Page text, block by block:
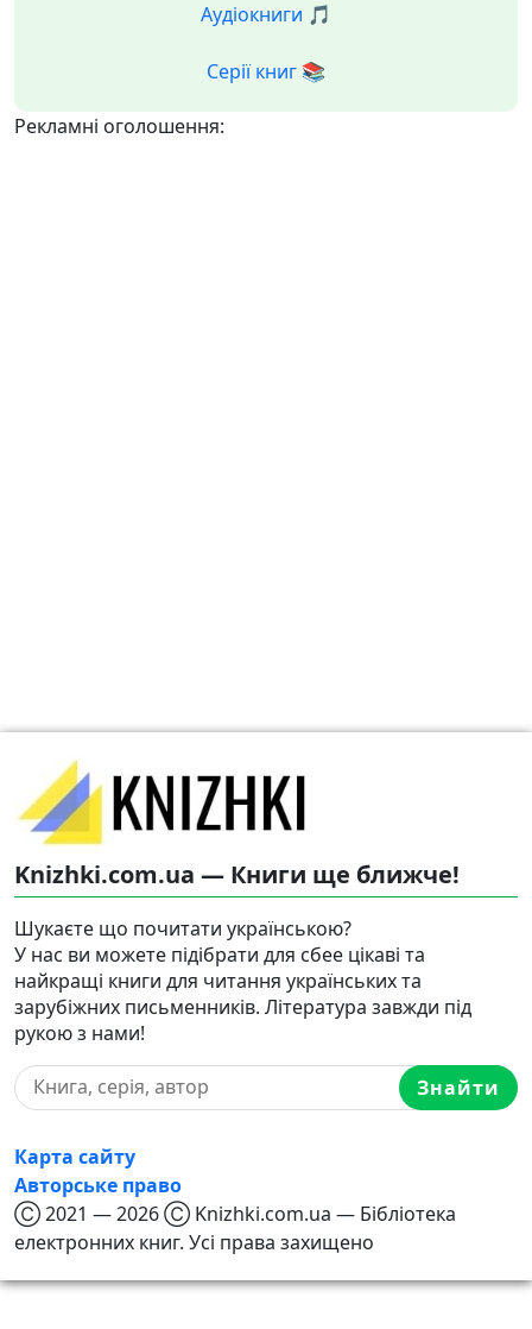
Аудіокниги 🎵
Серії книг 📚
Рекламні оголошення:
Knizhki.com.ua — Книги ще ближче!
Шукаєте що почитати українською?
У нас ви можете підібрати для сбее цікаві та
найкращі книги для читання українських та
зарубіжних письменників. Література завжди під
рукою з нами!
Знайти
Карта сайту
Авторське право
Ⓒ 2021 — 2026 Ⓒ Knizhki.com.ua — Бібліотека
електронних книг. Усі права захищено